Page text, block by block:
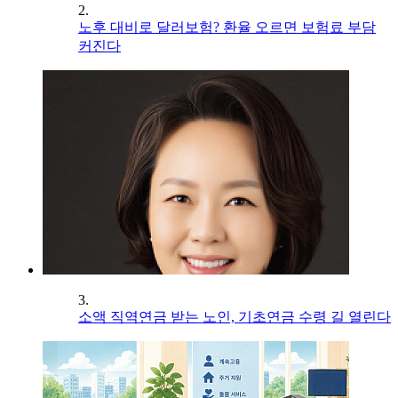
2.
노후 대비로 달러보험? 환율 오르면 보험료 부담
커진다
3.
소액 직역연금 받는 노인, 기초연금 수령 길 열린다